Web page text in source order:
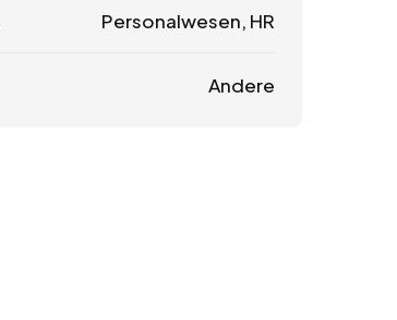
Personalwesen, HR
Andere